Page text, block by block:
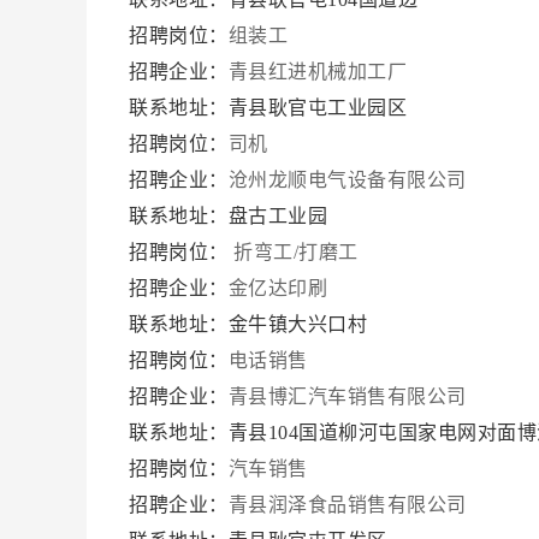
招聘岗位： 组装工
招聘企业： 青县红进机械加工厂
联系地址：青县耿官屯工业园区
招聘岗位： 司机
招聘企业： 沧州龙顺电气设备有限公司
联系地址：盘古工业园
招聘岗位：
折弯工/打磨工
招聘企业： 金亿达印刷
联系地址：金牛镇大兴口村
招聘岗位：
电话销售
招聘企业： 青县博汇汽车销售有限公司
联系地址：青县104国道柳河屯国家电网对面
招聘岗位： 汽车销售
招聘企业： 青县润泽食品销售有限公司